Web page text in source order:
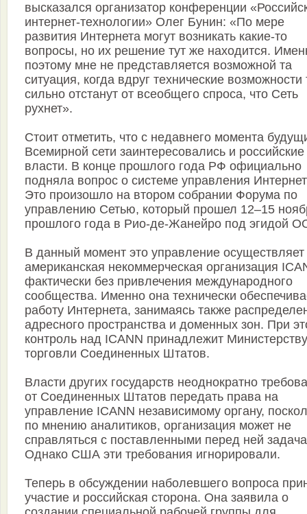
высказался организатор конференции
интернет-технологии» Олег Бунин: «По мере
развития Интернета могут возникать какие-то
вопросы, но их решение тут же находится.
поэтому мне не представляется возможной та
ситуация, когда вдруг технические возможности
сильно отстанут от всеобщего спроса, что Сеть
рухнет».
Стоит отметить, что с недавнего момента
Всемирной сети заинтересовались и российские
власти. В конце прошлого года РФ официально
подняла вопрос о системе управления
Это произошло на втором собрании Форума по
управлению Сетью, который прошел 12–15
прошлого года в Рио-де-Жанейро под эгидой
В данный момент это управление осуществляет
американская некоммерческая организация
фактически без привлечения международного
сообщества. Именно она технически
работу Интернета, занимаясь также
адресного пространства и доменных зон. При
контроль над ICANN принадлежит Министерству
торговли Соединенных Штатов.
Власти других государств неоднократно
от Соединенных Штатов передать права на
управление ICANN независимому органу,
по мнению аналитиков, организация может не
справляться с поставленными перед ней
Однако США эти требования игнорировали.
Теперь в обсуждении наболевшего вопроса
участие и российская сторона. Она заявила о